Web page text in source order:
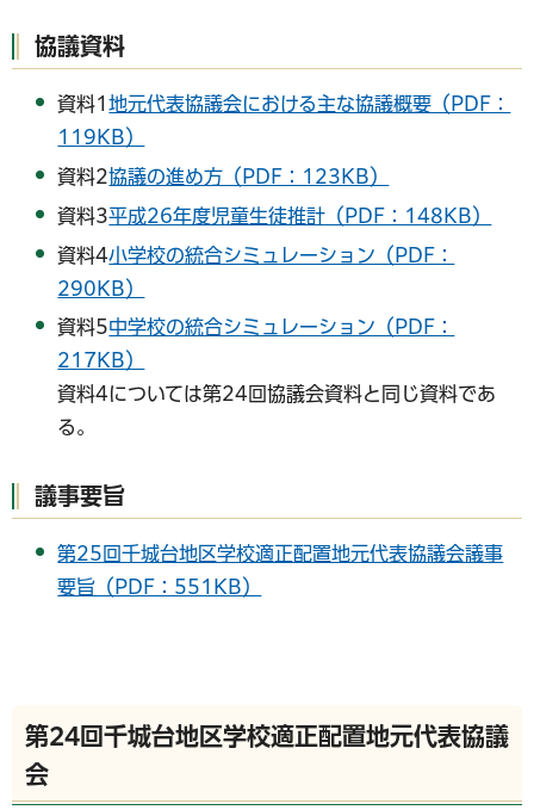
協議資料
資料1地元代表協議会における主な協議概要（PDF：
119KB）
資料2協議の進め方（PDF：123KB）
資料3平成26年度児童生徒推計（PDF：148KB）
資料4小学校の統合シミュレーション（PDF：
290KB）
資料5中学校の統合シミュレーション（PDF：
217KB）
資料4については第24回協議会資料と同じ資料であ
る。
議事要旨
第25回千城台地区学校適正配置地元代表協議会議事
要旨（PDF：551KB）
第24回千城台地区学校適正配置地元代表協議
会